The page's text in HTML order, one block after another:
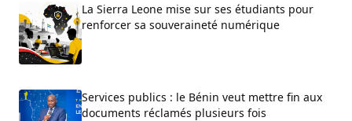
La Sierra Leone mise sur ses étudiants pour
renforcer sa souveraineté numérique
Services publics : le Bénin veut mettre fin aux
documents réclamés plusieurs fois